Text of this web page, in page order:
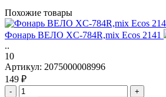
Похожие товары
Фонарь ВЕЛО XC-784R,mix Ecos 2141
..
10
Артикул: 2075000008996
149 ₽
-
+